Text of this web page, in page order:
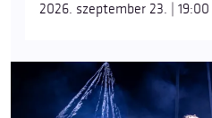
2026. szeptember 23. | 19:00